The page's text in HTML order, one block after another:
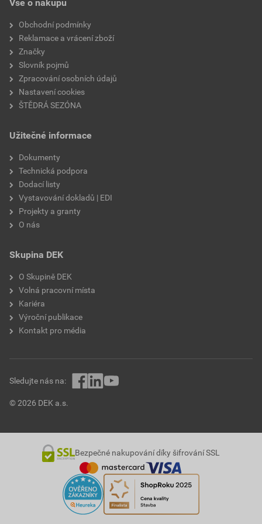
Vše o nákupu
Obchodní podmínky
Reklamace a vrácení zboží
Značky
Slovník pojmů
Zpracování osobních údajů
Nastavení cookies
ŠTĚDRÁ SEZÓNA
Užitečné informace
Dokumenty
Technická podpora
Dodací listy
Vystavování dokladů | EDI
Projekty a granty
O nás
Skupina DEK
O Skupině DEK
Volná pracovní místa
Kariéra
Výroční publikace
Kontakt pro média
© 2026 DEK a.s.
Sledujte nás na:
Bezpečné nakupování díky šifrování SSL